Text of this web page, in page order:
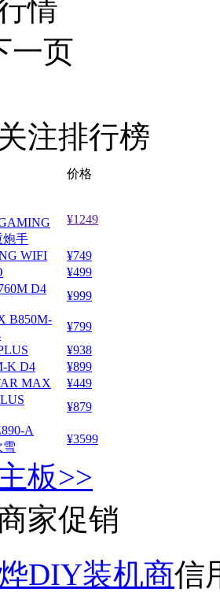
情
一页
注排行榜
价格
炮手
¥1249
WIFI
¥749
¥499
D4
¥999
B850M-
¥799
¥938
K D4
¥899
MAX
¥449
¥879
A
雪
¥3599
板>>
家促销
DIY装机商信